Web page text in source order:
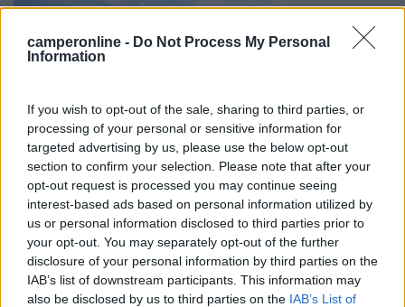
camperonline - Do Not Process My Personal
Information
If you wish to opt-out of the sale, sharing to third parties, or
processing of your personal or sensitive information for
targeted advertising by us, please use the below opt-out
section to confirm your selection. Please note that after your
opt-out request is processed you may continue seeing
interest-based ads based on personal information utilized by
us or personal information disclosed to third parties prior to
your opt-out. You may separately opt-out of the further
disclosure of your personal information by third parties on the
IAB’s list of downstream participants. This information may
also be disclosed by us to third parties on the IAB’s List of
ecco questo è un impavido che ho incontrato a Livorno
all'imbarco per la Sardegna in giugno. erano 15 minuti che
tentavano di avviarlo in parcheggio dove eravamo in attesa
della nave